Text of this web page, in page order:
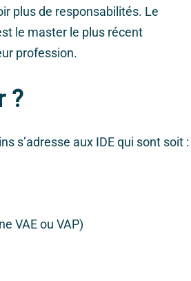
plus de responsabilités. Le
le master le plus récent
profession.
?
s’adresse aux IDE qui sont soit :
VAE ou VAP)